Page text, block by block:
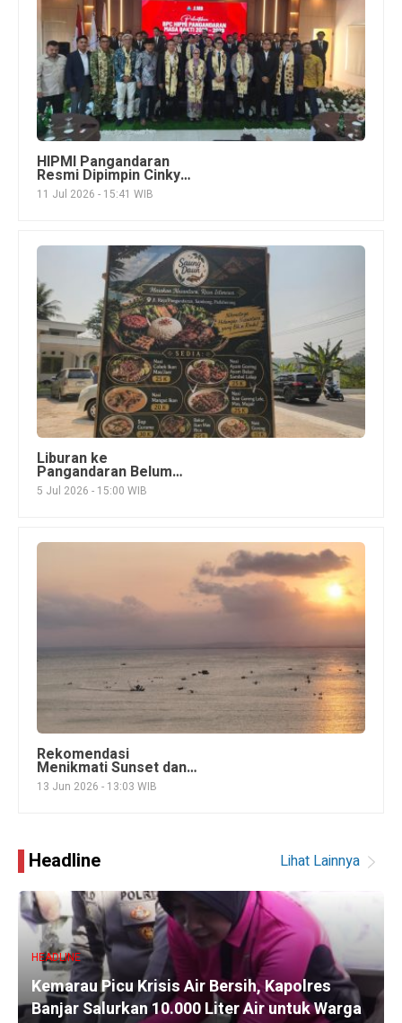
HIPMI Pangandaran
Resmi Dipimpin Cinky
Priyanto, Siap
Bersinergi Dorong
11 Jul 2026 - 15:41 WIB
Liburan ke
Pangandaran Belum
Lengkap Tanpa Mampir
ke Saung Daun, Kuliner
5 Jul 2026 - 15:00 WIB
Rekomendasi
Menikmati Sunset dan
Sunrise di Pangandaran
13 Jun 2026 - 13:03 WIB
Headline Lihat Lainnya
HEADLINE
Kemarau Picu Krisis Air Bersih, Kapolres
Banjar Salurkan 10.000 Liter Air untuk Warga